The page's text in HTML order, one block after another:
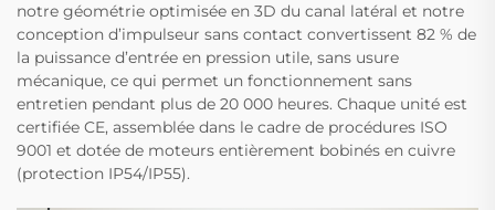
notre géométrie optimisée en 3D du canal latéral et notre
conception d’impulseur sans contact convertissent 82 % de
la puissance d’entrée en pression utile, sans usure
mécanique, ce qui permet un fonctionnement sans
entretien pendant plus de 20 000 heures. Chaque unité est
certifiée CE, assemblée dans le cadre de procédures ISO
9001 et dotée de moteurs entièrement bobinés en cuivre
(protection IP54/IP55).